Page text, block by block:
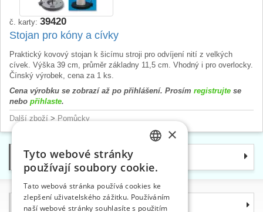
č. karty: 39420
Stojan pro kóny a cívky
Praktický kovový stojan k šicímu stroji pro odvíjení nití z velkých
cívek. Výška 39 cm, průměr základny 11,5 cm. Vhodný i pro overlocky.
Čínský výrobek, cena za 1 ks.
Cena výrobku se zobrazí až po přihlášení. Prosím registrujte se
nebo přihlaste.
Další zboží > Pomůcky
Kategorie
Informace
ENGLISH
×
Tyto webové stránky
používají soubory cookie.
Tato webová stránka používá cookies ke
zlepšení uživatelského zážitku. Používáním
naší webové stránky souhlasíte s použitím